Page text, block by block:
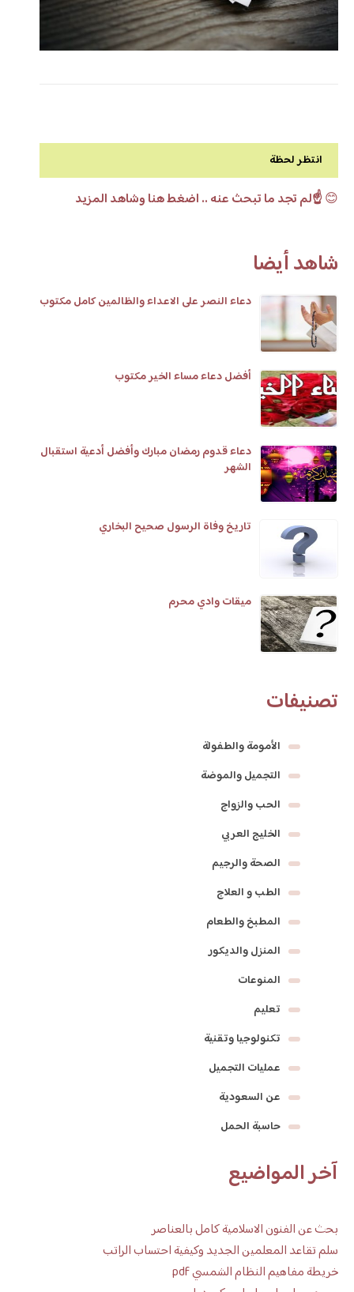
انتظر لحظة
😊☝️لم تجد ما تبحث عنه .. اضغط هنا وشاهد المزيد
شاهد أيضا
دعاء النصر على الاعداء والظالمين كامل مكتوب
أفضل دعاء مساء الخير مكتوب
دعاء قدوم رمضان مبارك وأفضل أدعية استقبال
الشهر
تاريخ وفاة الرسول صحيح البخاري
ميقات وادي محرم
تصنيفات
الأمومة والطفولة
التجميل والموضة
الحب والزواج
الخليج العربي
الصحة والرجيم
الطب و العلاج
المطبخ والطعام
المنزل والديكور
المنوعات
تعليم
تكنولوجيا وتقنية
عمليات التجميل
عن السعودية
حاسبة الحمل
آخر المواضيع
بحث عن الفنون الاسلامية كامل بالعناصر
سلم تقاعد المعلمين الجديد وكيفية احتساب الراتب
خريطة مفاهيم النظام الشمسي pdf